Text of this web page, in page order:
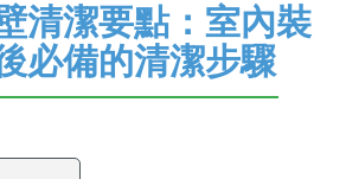
清潔要點：室內裝
必備的清潔步驟